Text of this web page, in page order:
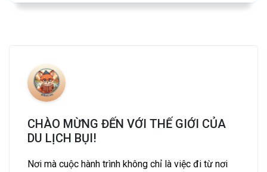
CHÀO MỪNG ĐẾN VỚI THẾ GIỚI CỦA
DU LỊCH BỤI!
Nơi mà cuộc hành trình không chỉ là việc đi từ nơi